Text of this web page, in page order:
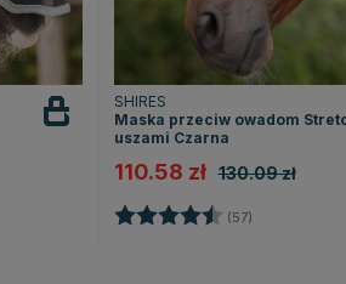
SHIRES
Maska przeciw owadom
uszami Czarna
110.58 zł 130.09 zł
Ocena: (57)